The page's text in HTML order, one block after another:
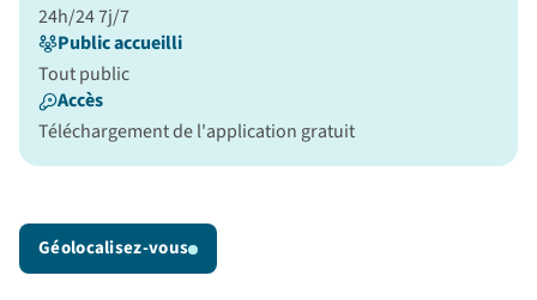
24h/24 7j/7
Public accueilli
Tout public
Accès
Téléchargement de l'application gratuit
Géolocalisez-vous